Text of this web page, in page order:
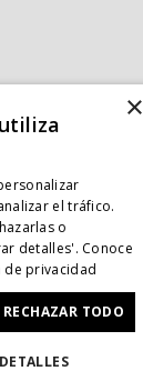
×
el tráfico.
o
detalles'. Conoce
de privacidad
RECHAZAR TODO